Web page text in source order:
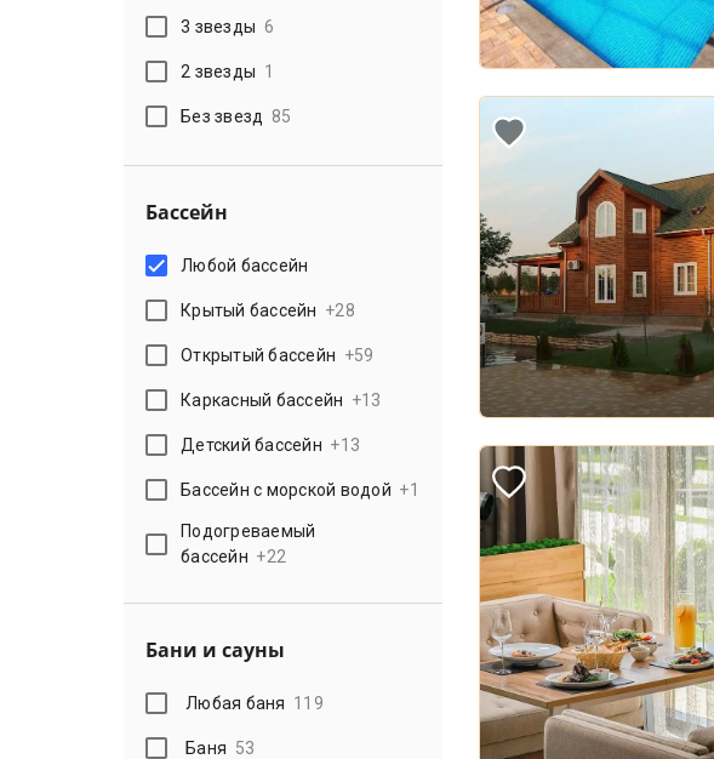
3 звезды 6
2 звезды 1
Без звезд 85
Бассейн
Любой бассейн
Крытый бассейн +28
Открытый бассейн +59
Каркасный бассейн +13
Детский бассейн +13
Бассейн с морской водой +1
Подогреваемый
бассейн +22
Бани и сауны
Любая баня 119
Баня 53